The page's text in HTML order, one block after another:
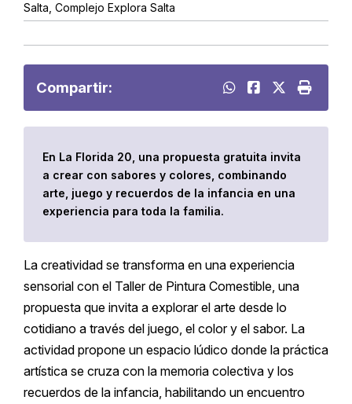
Salta, Complejo Explora Salta
Compartir:
En La Florida 20, una propuesta gratuita invita
a crear con sabores y colores, combinando
arte, juego y recuerdos de la infancia en una
experiencia para toda la familia.
La creatividad se transforma en una experiencia
sensorial con el Taller de Pintura Comestible, una
propuesta que invita a explorar el arte desde lo
cotidiano a través del juego, el color y el sabor. La
actividad propone un espacio lúdico donde la práctica
artística se cruza con la memoria colectiva y los
recuerdos de la infancia, habilitando un encuentro